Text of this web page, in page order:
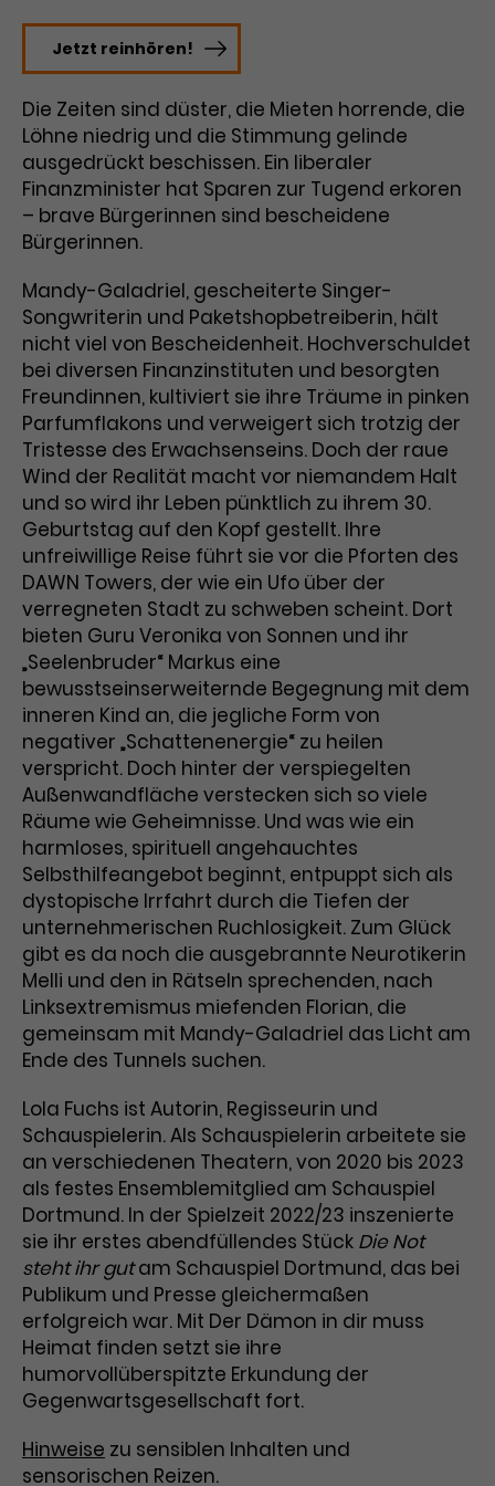
Google Analytics
Zweck
Das ist ein von Google Analytics
gesetztes Cookie. Bestimmte
Daten werden nur maximal einmal
pro Minute an Google Analytics
gesendet. Solange es gesetzt ist,
unterbunden.
Laufzeit 3 Monate
Zweck
Dieses Cookie wird verwendet, um
Nutzerinteraktionen mit
Werbeanzeigen zu messen und
Remarketing-Funktionen
bereitzustellen.
Name IDE
Anbieter Google / DoubleClick
Laufzeit 1 Jahr
Zweck
Dieses Cookie dient der Anzeige
personalisierter Werbung und
misst die Wirksamkeit von
Werbekampagnen über
verschiedene Websites hinweg.
Jetzt reinhören!
Die Zeiten sind düster, die Mieten horrende, die
Löhne niedrig und die Stimmung gelinde
ausgedrückt beschissen. Ein liberaler
Finanzminister hat Sparen zur Tugend erkoren
– brave Bürgerinnen sind bescheidene
Bürgerinnen.
Mandy-Galadriel, gescheiterte Singer-
Songwriterin und Paketshopbetreiberin, hält
nicht viel von Bescheidenheit. Hochverschuldet
bei diversen Finanzinstituten und besorgten
Freundinnen, kultiviert sie ihre Träume in pinken
Parfumflakons und verweigert sich trotzig der
Tristesse des Erwachsenseins. Doch der raue
Wind der Realität macht vor niemandem Halt
und so wird ihr Leben pünktlich zu ihrem 30.
Geburtstag auf den Kopf gestellt. Ihre
unfreiwillige Reise führt sie vor die Pforten des
DAWN Towers, der wie ein Ufo über der
verregneten Stadt zu schweben scheint. Dort
bieten Guru Veronika von Sonnen und ihr
„Seelenbruder“ Markus eine
bewusstseinserweiternde Begegnung mit dem
inneren Kind an, die jegliche Form von
negativer „Schattenenergie“ zu heilen
verspricht. Doch hinter der verspiegelten
Außenwandfläche verstecken sich so viele
Räume wie Geheimnisse. Und was wie ein
harmloses, spirituell angehauchtes
Selbsthilfeangebot beginnt, entpuppt sich als
dystopische Irrfahrt durch die Tiefen der
unternehmerischen Ruchlosigkeit. Zum Glück
gibt es da noch die ausgebrannte Neurotikerin
Melli und den in Rätseln sprechenden, nach
Linksextremismus miefenden Florian, die
gemeinsam mit Mandy-Galadriel das Licht am
Ende des Tunnels suchen.
Lola Fuchs ist Autorin, Regisseurin und
Schauspielerin. Als Schauspielerin arbeitete sie
an verschiedenen Theatern, von 2020 bis 2023
als festes Ensemblemitglied am Schauspiel
Dortmund. In der Spielzeit 2022/23 inszenierte
sie ihr erstes abendfüllendes Stück Die Not
steht ihr gutam Schauspiel Dortmund, das bei
Publikum und Presse gleichermaßen
erfolgreich war. Mit Der Dämon in dir muss
Heimat finden setzt sie ihre
humorvollüberspitzte Erkundung der
Gegenwartsgesellschaft fort.
Hinweise zu sensiblen Inhalten und
sensorischen Reizen.